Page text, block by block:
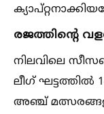
രജത്തിന്റെ
നിലവിലെ
ലീഗ് ഘട്ടത്തില്‍
അഞ്ച്